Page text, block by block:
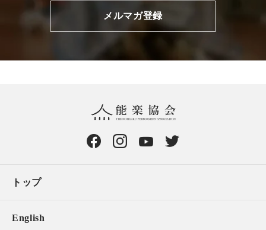
トップ
English